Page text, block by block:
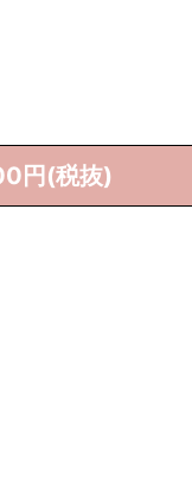
円(税抜)